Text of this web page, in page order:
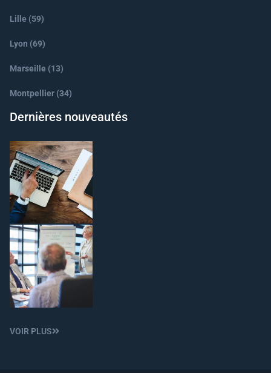
Lille (59)
Lyon (69)
Marseille (13)
Montpellier (34)
Dernières nouveautés
VOIR PLUS